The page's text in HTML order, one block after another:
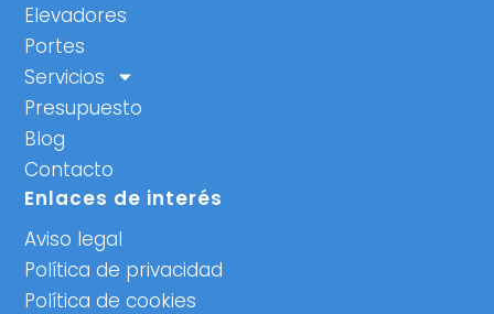
Elevadores
Portes
Servicios
Presupuesto
Blog
Contacto
Enlaces de interés
Aviso legal
Política de privacidad
Política de cookies